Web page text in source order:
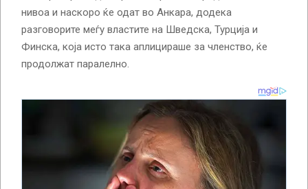
нивоа и наскоро ќе одат во Анкара, додека
разговорите меѓу властите на Шведска, Турција и
Финска, која исто така аплицираше за членство, ќе
продолжат паралелно.